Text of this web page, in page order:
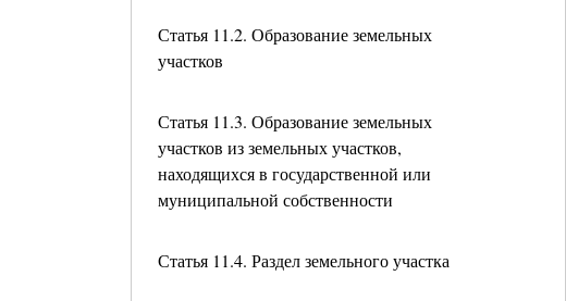
Статья 11.2. Образование земельных
участков
Статья 11.3. Образование земельных
участков из земельных участков,
находящихся в государственной или
муниципальной собственности
Статья 11.4. Раздел земельного участка